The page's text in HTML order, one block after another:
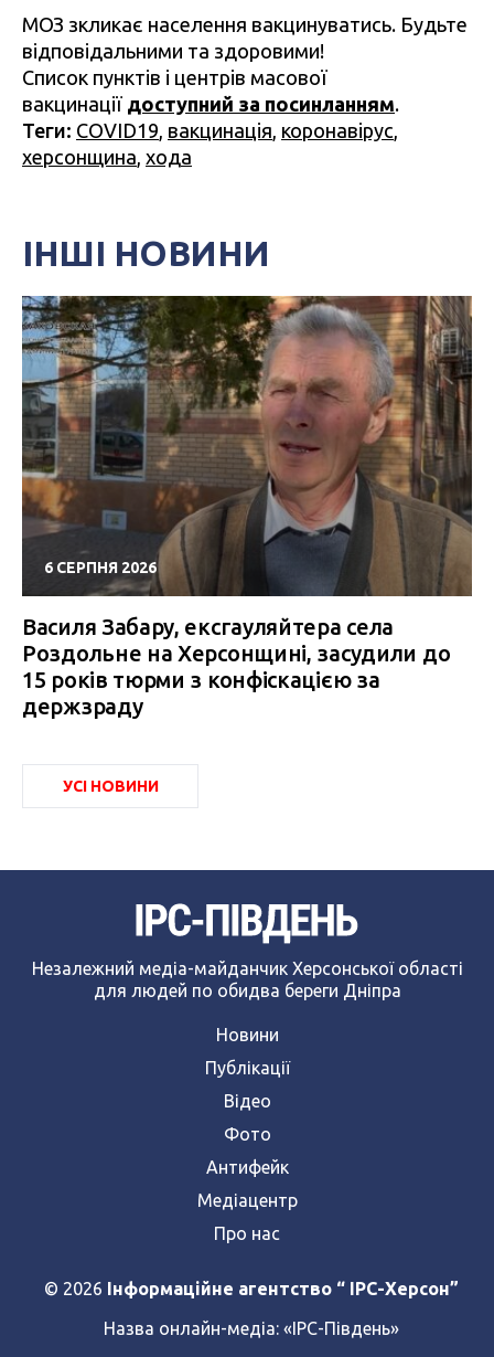
МОЗ зкликає населення вакцинуватись. Будьте
відповідальними та здоровими!
Список пунктів і центрів масової
вакцинації доступний за посинланням.
Теги: COVID19 вакцинація коронавірус
херсонщина хода
ІНШІ НОВИНИ
6 СЕРПНЯ 2026
Василя Забару, ексгауляйтера села
Роздольне на Херсонщині, засудили до
15 років тюрми з конфіскацією за
держзраду
УСІ НОВИНИ
Незалежний медіа-майданчик Херсонської області
для людей по обидва береги Дніпра
Новини
Публікації
Відео
Фото
Антифейк
Медіацентр
Про нас
© 2026 Інформаційне агентство “ IPC-Херсон”
Назва онлайн-медіа: «ІРС-Південь»